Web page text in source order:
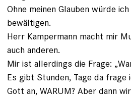
Ohne meinen Glauben würde
bewältigen.
Herr Kampermann macht mir
auch anderen.
Mir ist allerdings die Frage:
Es gibt Stunden, Tage da frage
Gott an, WARUM? Aber dann